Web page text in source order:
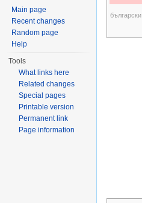
български
Main page
Recent changes
Random page
Help
Tools
What links here
Related changes
Special pages
Printable version
Permanent link
Page information